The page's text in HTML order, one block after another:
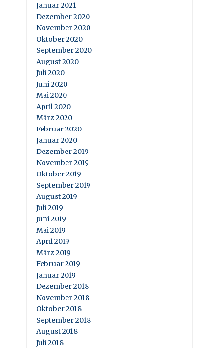
Januar 2021
Dezember 2020
November 2020
Oktober 2020
September 2020
August 2020
Juli 2020
Juni 2020
Mai 2020
April 2020
März 2020
Februar 2020
Januar 2020
Dezember 2019
November 2019
Oktober 2019
September 2019
August 2019
Juli 2019
Juni 2019
Mai 2019
April 2019
März 2019
Februar 2019
Januar 2019
Dezember 2018
November 2018
Oktober 2018
September 2018
August 2018
Juli 2018